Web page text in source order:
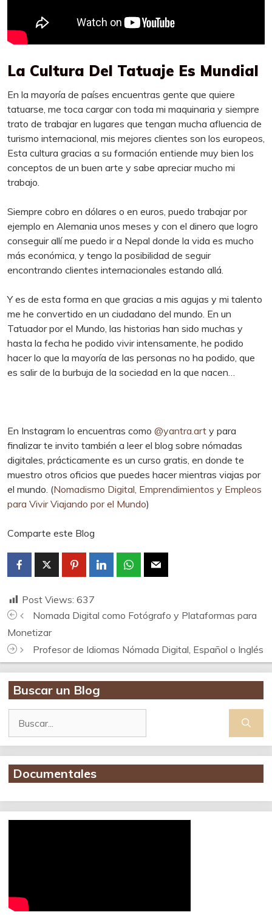
La Cultura Del Tatuaje Es Mundial
En la mayoría de países encuentras gente que quiere
tatuarse, me toca cargar con toda mi maquinaria y siempre
trato de trabajar en lugares que tengan mucha afluencia de
turismo internacional, mis mejores clientes son los europeos,
Esta cultura gracias a su formación entiende muy bien los
conceptos de un buen arte y sabe apreciar mucho mi
trabajo.
Siempre cobro en dólares o en euros, puedo trabajar por
ejemplo en Alemania unos meses y con el dinero que logro
conseguir allí me puedo ir a Nepal donde la vida es mucho
más económica, y tengo la posibilidad de seguir
encontrando clientes internacionales estando allá.
Y es de esta forma en que gracias a mis agujas y mi talento
me he convertido en un ciudadano del mundo. En un
Tatuador por el Mundo, las historias han sido muchas y
hasta la fecha he podido vivir intensamente, he podido
hacer lo que la mayoría de las personas no ha podido, que
es salir de la burbuja de la sociedad en la que nacen…
En Instagram lo encuentras como @yantra.art y para
finalizar te invito también a leer el blog sobre nómadas
digitales, prácticamente es un curso gratis, en donde te
muestro otros oficios que puedes hacer mientras viajas por
el mundo. (Nomadismo Digital, Emprendimientos y Empleos
para Vivir Viajando por el Mundo)
Comparte este Blog
Post Views: 637
Nomada Digital como Fotógrafo y Plataformas para
Monetizar
Profesor de Idiomas Nómada Digital, Español o Inglés
Buscar un Blog
Documentales